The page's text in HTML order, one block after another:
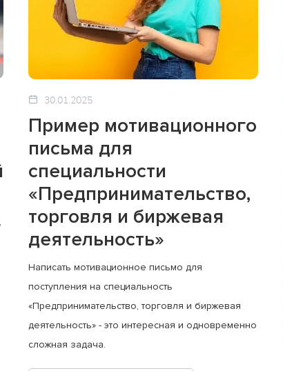
30.01.2025
Пример мотивационного
письма для
специальности
«Предпринимательство,
торговля и биржевая
деятельность»
Написать мотивационное письмо для
поступления на специальность
«Предпринимательство, торговля и биржевая
деятельность» - это интересная и одновременно
сложная задача.